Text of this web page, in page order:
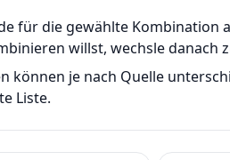
für die gewählte
willst, wechsle danach
können je nach Quelle
Liste.